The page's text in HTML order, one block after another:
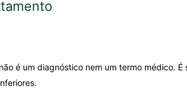
é um diagnóstico nem um termo médico. É